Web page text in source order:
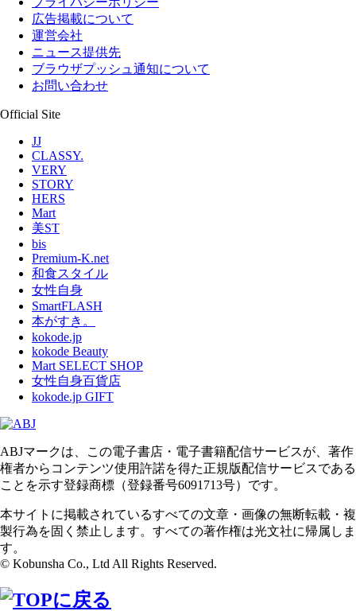
広告掲載について
運営会社
ニュース提供先
ブラウザプッシュ通知について
お問い合わせ
Official Site
JJ
CLASSY.
VERY
STORY
HERS
Mart
美ST
bis
Premium-K.net
和食スタイル
女性自身
SmartFLASH
本がすき。
kokode.jp
kokode Beauty
Mart SELECT SHOP
女性自身百貨店
kokode.jp GIFT
ABJマークは、この電子書店・電子書籍配信サービスが、著作
権者からコンテンツ使用許諾を得た正規版配信サービスである
ことを示す登録商標（登録番号6091713号）です。
本サイトに掲載されているすべての文章・画像の無断転載・複
製行為を固く禁止します。すべての著作権は光文社に帰属しま
す。
© Kobunsha Co., Ltd All Rights Reserved.